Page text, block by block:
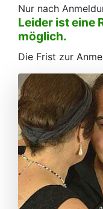
Nur nach
Leider ist eine
möglich.
Die Frist zur